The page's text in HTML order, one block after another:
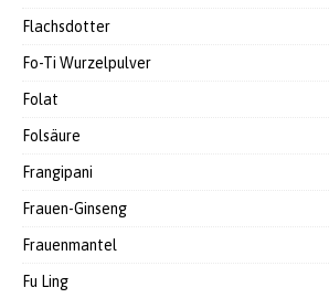
Flachsdotter
Fo-Ti Wurzelpulver
Folat
Folsäure
Frangipani
Frauen-Ginseng
Frauenmantel
Fu Ling